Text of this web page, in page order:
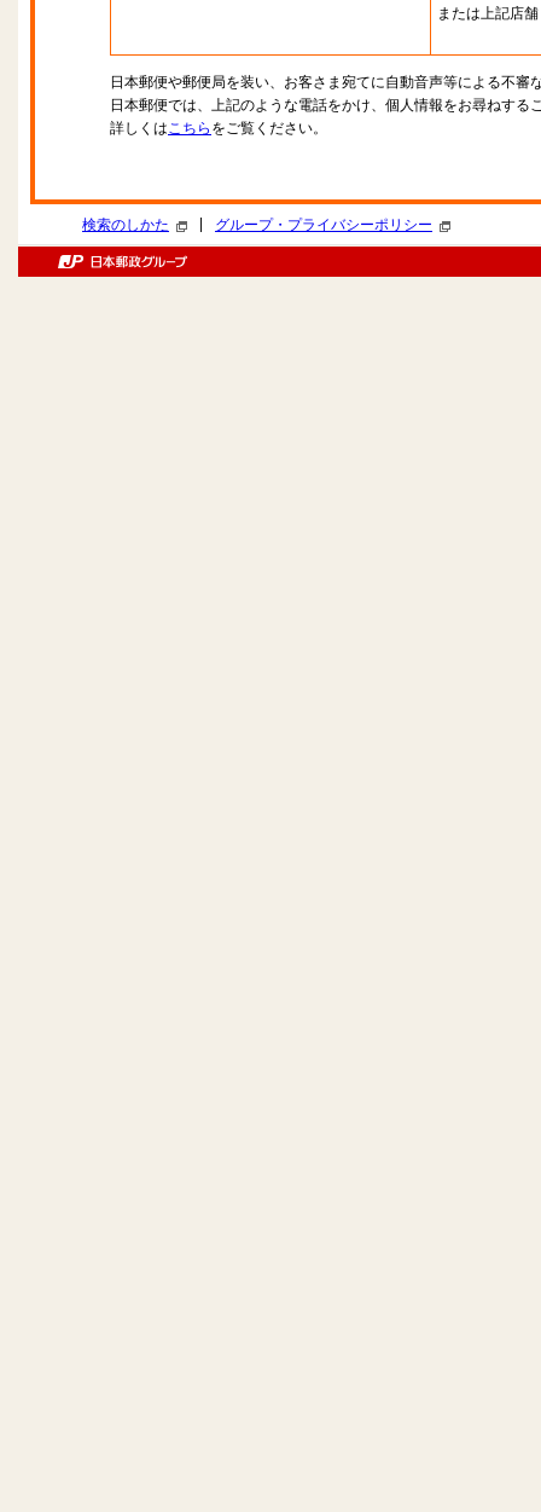
または上記店舗
日本郵便や郵便局を装い、お客さま宛てに自動音声等による不審
日本郵便では、上記のような電話をかけ、個人情報をお尋ねする
詳しくはこちら をご覧ください。
検索のしかた グループ・プライバシーポリシー